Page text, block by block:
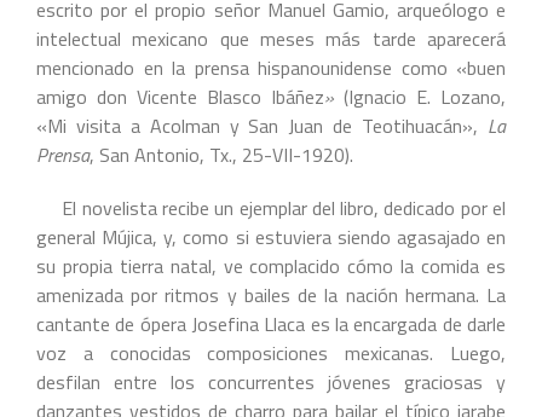
escrito por el propio señor Manuel Gamio, arqueólogo e
intelectual mexicano que meses más tarde aparecerá
mencionado en la prensa hispanounidense como «buen
amigo don Vicente Blasco Ibáñez» (Ignacio E. Lozano,
«Mi visita a Acolman y San Juan de Teotihuacán», La
Prensa, San Antonio, Tx., 25-VII-1920).
El novelista recibe un ejemplar del libro, dedicado por el
general Mújica, y, como si estuviera siendo agasajado en
su propia tierra natal, ve complacido cómo la comida es
amenizada por ritmos y bailes de la nación hermana. La
cantante de ópera Josefina Llaca es la encargada de darle
voz a conocidas composiciones mexicanas. Luego,
desfilan entre los concurrentes jóvenes graciosas y
danzantes vestidos de charro para bailar el típico jarabe